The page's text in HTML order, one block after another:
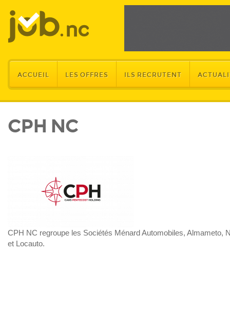
ACCUEIL LES OFFRES ILS RECRUTENT
CPH NC
CPH NC regroupe les Sociétés Ménard Automobiles, Almameto,
et Locauto.